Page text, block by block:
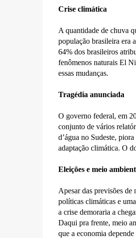
Crise climática
A quantidade de chuva
população brasileira era
64% dos brasileiros
fenômenos naturais El
essas mudanças.
Tragédia anunciada
O governo federal, em
conjunto de vários
d’água no Sudeste,
adaptação climática. O
Eleições e meio
Apesar das previsões
políticas climáticas e
a crise demoraria a
Daqui pra frente, meio
que a economia